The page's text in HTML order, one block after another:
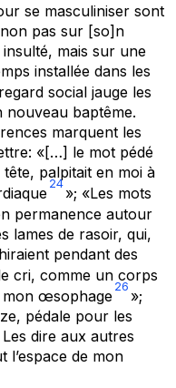
se masculiniser sont
pas sur [so]n
mais sur une
installée dans les
social jauge les
baptême.
marquent les
«[…] le mot pédé
palpitait en moi à
24
»; «Les mots
permanence autour
lames de rasoir, qui,
pendant des
cri, comme un corps
mon œsophage
26
»;
pédale pour les
dire aux autres
l’espace de mon